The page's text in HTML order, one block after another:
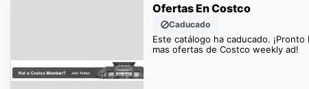
Ofertas En Costco
Caducado
Este catálogo ha caducado. ¡Pronto
mas ofertas de Costco weekly ad!